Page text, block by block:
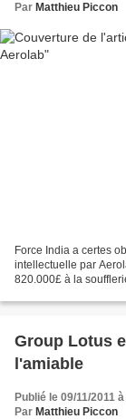
Par Matthieu Piccon
Force India a certes
intellectuelle par
820.000£ à la
Group Lotus
l'amiable
Publié le 09/11/2011
Par Matthieu Piccon